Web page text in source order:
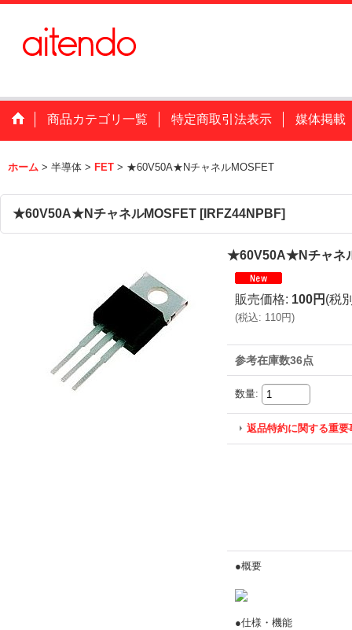
商品カテゴリ一覧 特定商取引法表示 媒体掲載
ホーム > 半導体 > FET > ★60V50A★NチャネルMOSFET
★60V50A★NチャネルMOSFET [IRFZ44NPBF]
★60V50A★Nチャネ
販売価格: 100円 (税
(税込: 110円)
参考在庫数36点
数量:
返品特約に関する重要
●概要
●仕様・機能